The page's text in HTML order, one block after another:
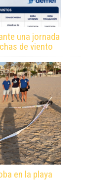
una jornada
de viento
en la playa